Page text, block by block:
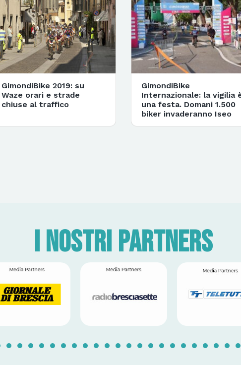
GimondiBike 2019: su
Waze orari e strade
chiuse al traffico
GimondiBike
Internazionale: la vigilia
una festa. Domani 1.500
biker invaderanno Iseo
I nostri partners
1 2 3 4 5 6 7 8 9 10 11 12 13 14 15